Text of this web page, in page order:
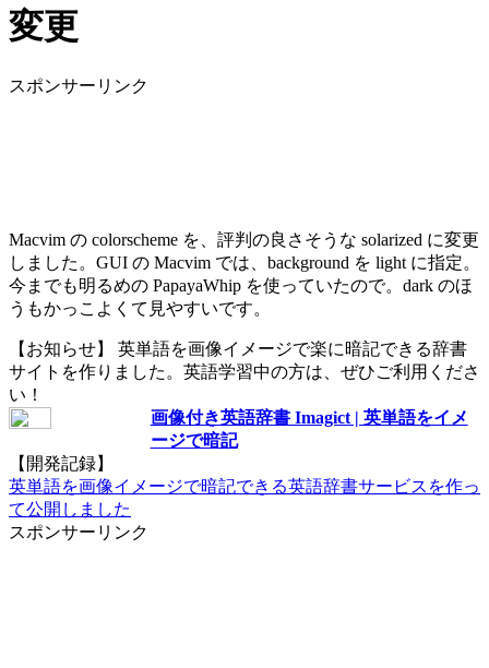
変更
スポンサーリンク
Macvim の colorscheme を、評判の良さそうな solarized に変更
しました。GUI の Macvim では、background を light に指定。
今までも明るめの PapayaWhip を使っていたので。dark のほ
うもかっこよくて見やすいです。
【お知らせ】 英単語を画像イメージで楽に暗記できる辞書
サイトを作りました。英語学習中の方は、ぜひご利用くださ
い！
画像付き英語辞書 Imagict | 英単語をイメ
ージで暗記
【開発記録】
英単語を画像イメージで暗記できる英語辞書サービスを作っ
て公開しました
スポンサーリンク